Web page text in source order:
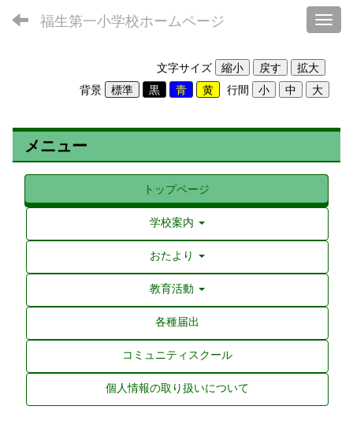
福生第一小学校ホームページ
文字サイズ
背景
行間
メニュー
トップページ
学校案内
おたより
教育活動
各種届出
コミュニティスクール
個人情報の取り扱いについて